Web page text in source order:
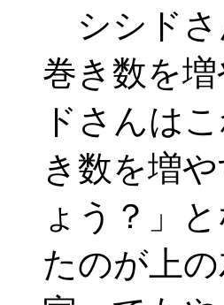
シシドさ
巻き数を
ドさんは
き数を増
ょう？」
たのが上